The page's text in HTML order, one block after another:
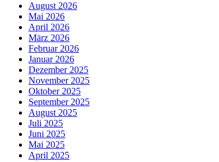
August 2026
Mai 2026
April 2026
März 2026
Februar 2026
Januar 2026
Dezember 2025
November 2025
Oktober 2025
September 2025
August 2025
Juli 2025
Juni 2025
Mai 2025
April 2025